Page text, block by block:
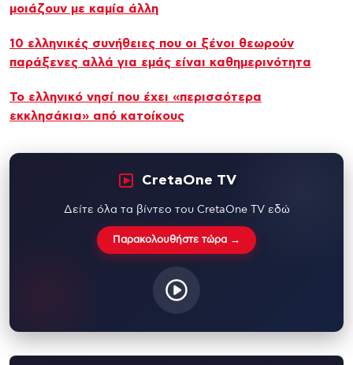
μοιάζουν με καμία άλλη
10 ελληνικές συνήθειες που οι ξένοι θεωρούν
παράξενες αλλά για εμάς είναι καθημερινότητα
Το ελληνικό νησί που έχει «περισσότερα
εκκλησάκια» από κατοίκους
CretaOne TV
Δείτε όλα τα βίντεο του CretaOne TV εδώ
Παρακολουθήστε τώρα →